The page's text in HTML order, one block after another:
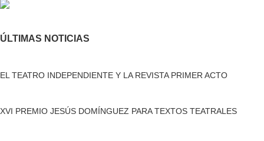
ÚLTIMAS NOTICIAS
EL TEATRO INDEPENDIENTE Y LA REVISTA PRIMER ACTO
XVI PREMIO JESÚS DOMÍNGUEZ PARA TEXTOS TEATRALES